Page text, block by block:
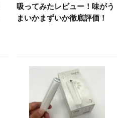
吸ってみたレビュー！味がう
まいかまずいか徹底評価！